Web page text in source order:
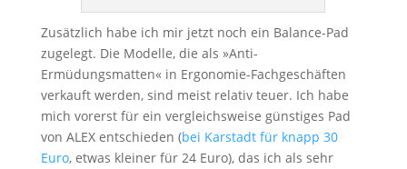
Zusätzlich habe ich mir jetzt noch ein Balance-Pad
zugelegt. Die Modelle, die als »Anti-
Ermüdungsmatten« in Ergonomie-Fachgeschäften
verkauft werden, sind meist relativ teuer. Ich habe
mich vorerst für ein vergleichsweise günstiges Pad
von ALEX entschieden (bei Karstadt für knapp 30
Euro, etwas kleiner für 24 Euro), das ich als sehr